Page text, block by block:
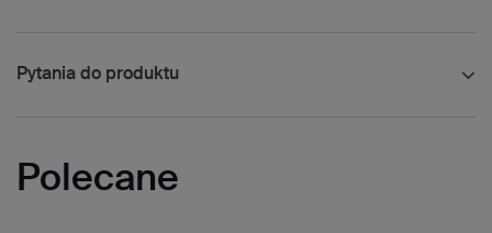
Pytania do produktu
Polecane